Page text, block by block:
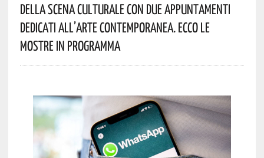
Della Scena Culturale Con Due Appuntamenti
Dedicati All’arte Contemporanea. Ecco Le
Mostre In Programma